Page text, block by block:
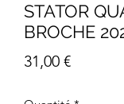
STATOR
BROCHE
31,00 €Prix